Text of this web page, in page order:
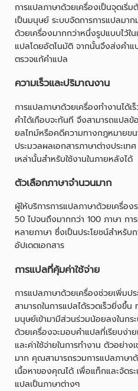
การแปลภาษาด้วยเครื่องเป็นจุดเ
เป็นมนุษย์ ระบบจัดการการแปลมา
ด้วยเครื่องมากกว่าหนึ่งรูปแบบไว้ใ
แปลโดยอัตโนมัติ จากนั้นจึงส่งคำแ
ตรวจแก้คำแปล
ความเร็วและปริมาณงาน
การแปลภาษาด้วยเครื่องทำงานได้
คำได้เกือบจะทันที จึงสามารถแปล
ยลไทม์หรือคดีความทางกฎหมายข
ประมวลผลเอกสารภาษาต่างประเ
เหล่านั้นสำหรับใช้งานในภายหลังได้
ตัวเลือกภาษาจำนวนมาก
ผู้ให้บริการการแปลภาษาด้วยเครื่อ
50 ไปจนถึงมากกว่า 100 ภาษา ก
หลายภาษา ซึ่งเป็นประโยชน์สำหรับ
อัปเดตเอกสาร
การแปลที่คุ้มค่าใช้จ่าย
การแปลภาษาด้วยเครื่องช่วยเพิ่มป
สามารถในการแปลได้รวดเร็วยิ่งขึ้น
มนุษย์เข้ามามีส่วนร่วมน้อยลงในกร
ด้วยเครื่องจะมอบคำแปลที่เรียบง่า
และค่าใช้จ่ายในการทำงาน ตัวอย่า
มาก คุณสามารถรวมการแปลภาษา
เนื้อหาของคุณได้ เพื่อแท็กและจัดร
แปลเป็นภาษาต่างๆ